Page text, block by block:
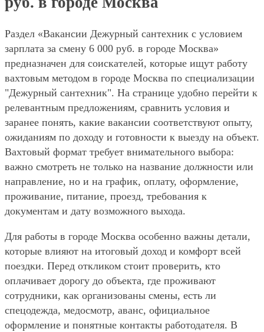
Раздел «Вакансии Дежурный сантехник с условием
зарплата за смену 6 000 руб. в городе Москва»
предназначен для соискателей, которые ищут работу
вахтовым методом в городе Москва по специализации
"Дежурный сантехник". На странице удобно перейти к
релевантным предложениям, сравнить условия и
заранее понять, какие вакансии соответствуют опыту,
ожиданиям по доходу и готовности к выезду на объект.
Вахтовый формат требует внимательного выбора:
важно смотреть не только на название должности или
направление, но и на график, оплату, оформление,
проживание, питание, проезд, требования к
документам и дату возможного выхода.
Для работы в городе Москва особенно важны детали,
которые влияют на итоговый доход и комфорт всей
поездки. Перед откликом стоит проверить, кто
оплачивает дорогу до объекта, где проживают
сотрудники, как организованы смены, есть ли
спецодежда, медосмотр, аванс, официальное
оформление и понятные контакты работодателя. В